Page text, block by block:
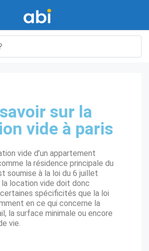
sur la
vide à paris
vide d’un appartement
la résidence principale du
soumise à la loi du 6 juillet
la location vide doit donc
spécificités que la loi
en ce qui concerne la
la surface minimale ou encore
vie.